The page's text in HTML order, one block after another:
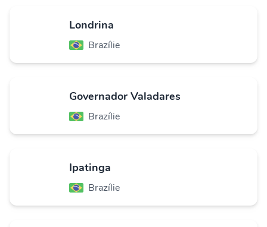
Londrina
Brazílie
Governador Valadares
Brazílie
Ipatinga
Brazílie